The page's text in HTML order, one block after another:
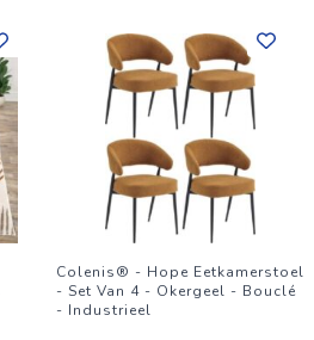
Colenis® - Hope Eetkamerstoel
- Set Van 4 - Okergeel - Bouclé
- Industrieel